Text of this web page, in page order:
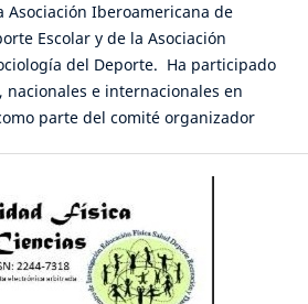
Asociación Iberoamericana de
Escolar y de la Asociación
del Deporte. Ha participado
nacionales e internacionales en
parte del comité organizador